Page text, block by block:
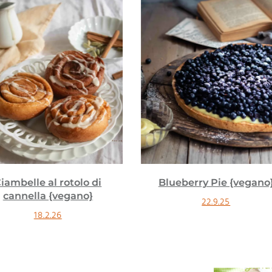
Pie {vegano}
22.9.25
Cookie a pistacchio di